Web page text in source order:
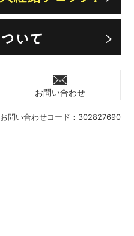
お問い合わせコード： 302827690
お問い合わせ